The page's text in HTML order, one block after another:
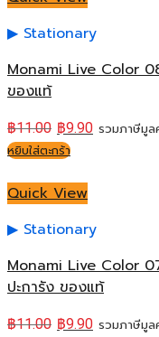
Stationary
Monami Live Color
ของแท้
฿11.00 ฿9.90 รวมภาษีมูล
หยิบใส่ตะกร้า
Quick View
Stationary
Monami Live Color
ปะการัง ของแท้
฿11.00 ฿9.90 รวมภาษีมูล